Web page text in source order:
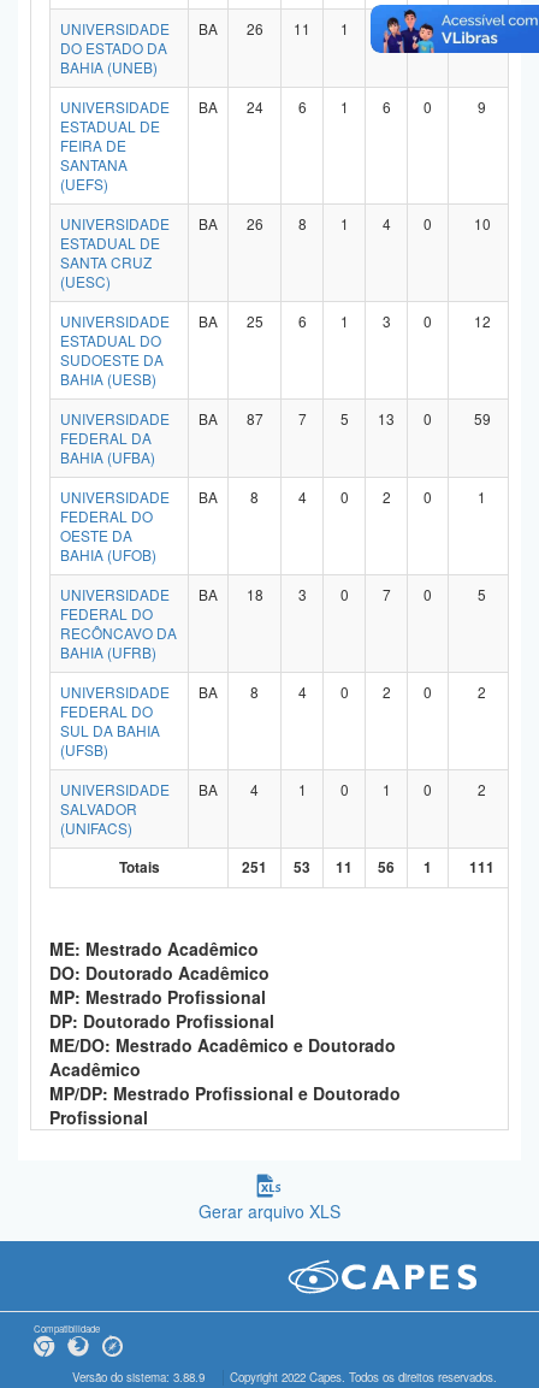
UNIVERSIDADE
DO ESTADO DA
BAHIA (UNEB)
BA 26 11 1 6 1 4
UNIVERSIDADE
ESTADUAL DE
FEIRA DE
SANTANA
(UEFS)
BA 24 6 1 6 0 9
UNIVERSIDADE
ESTADUAL DE
SANTA CRUZ
(UESC)
BA 26 8 1 4 0 10
UNIVERSIDADE
ESTADUAL DO
SUDOESTE DA
BAHIA (UESB)
BA 25 6 1 3 0 12
UNIVERSIDADE
FEDERAL DA
BAHIA (UFBA)
BA 87 7 5 13 0 59
UNIVERSIDADE
FEDERAL DO
OESTE DA
BAHIA (UFOB)
BA 8 4 0 2 0 1
UNIVERSIDADE
FEDERAL DO
RECÔNCAVO DA
BAHIA (UFRB)
BA 18 3 0 7 0 5
UNIVERSIDADE
FEDERAL DO
SUL DA BAHIA
(UFSB)
BA 8 4 0 2 0 2
UNIVERSIDADE
SALVADOR
(UNIFACS)
BA 4 1 0 1 0 2
Totais 251 53 11 56 1 111
ME: Mestrado Acadêmico
DO: Doutorado Acadêmico
MP: Mestrado Profissional
DP: Doutorado Profissional
ME/DO: Mestrado Acadêmico e Doutorado
Acadêmico
MP/DP: Mestrado Profissional e Doutorado
Profissional
Gerar arquivo XLS
Compatibilidade
Versão do sistema: 3.88.9 Copyright 2022 Capes. Todos os direitos reservados.